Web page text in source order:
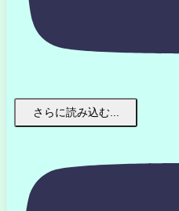
さらに読み込む...